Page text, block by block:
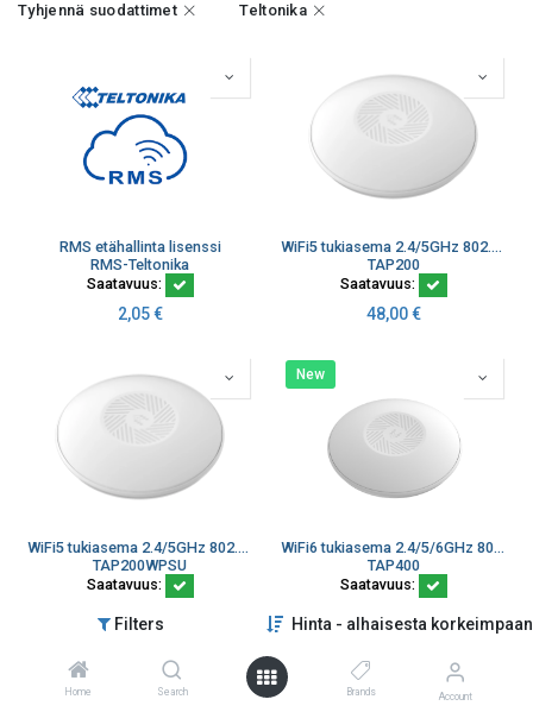
Filters Hinta - alhaisesta korkeimpaan
Home Search Brands Account
Tyhjennä suodattimet Teltonika
RMS etähallinta lisenssi
RMS-Teltonika
Saatavuus:
2,05€
WiFi5 tukiasema 2.4/5GHz 802.11b/g/n/ac Free RMS
TAP200
Saatavuus:
48,00€
WiFi5 tukiasema 2.4/5GHz 802.11b/g/n/ac sisältää POE injektorin Free RMS
TAP200WPSU
Saatavuus:
70,00
New
WiFi6 tukiasema 2.4/5/6GHz 802.11b/g/n/ac/ax Free RMS
TAP400
Saatavuus:
83,00 €